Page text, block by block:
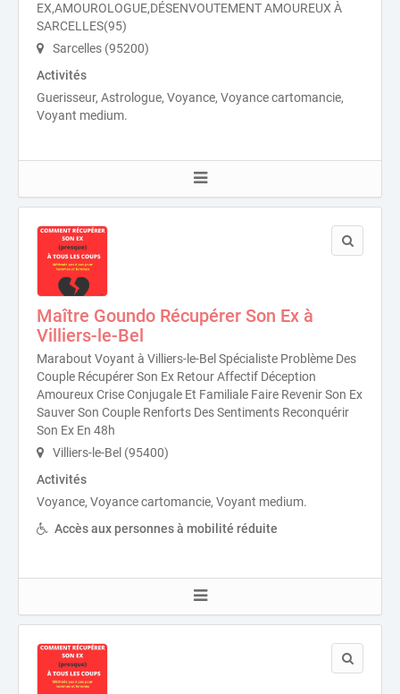
EX,AMOUROLOGUE,DÉSENVOUTEMENT AMOUREUX À
SARCELLES(95)
Sarcelles (95200)
Activités
Guerisseur, Astrologue, Voyance, Voyance cartomancie,
Voyant medium.
Maître Goundo Récupérer Son Ex à
Villiers-le-Bel
Marabout Voyant à Villiers-le-Bel Spécialiste Problème Des
Couple Récupérer Son Ex Retour Affectif Déception
Amoureux Crise Conjugale Et Familiale Faire Revenir Son Ex
Sauver Son Couple Renforts Des Sentiments Reconquérir
Son Ex En 48h
Villiers-le-Bel (95400)
Activités
Voyance, Voyance cartomancie, Voyant medium.
Accès aux personnes à mobilité réduite